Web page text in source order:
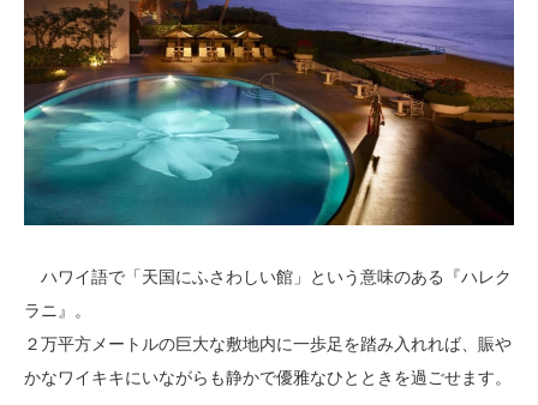
ハワイ語で「天国にふさわしい館」という意味のある『ハレク
ラニ』。
２万平方メートルの巨大な敷地内に一歩足を踏み入れれば、賑や
かなワイキキにいながらも静かで優雅なひとときを過ごせます。